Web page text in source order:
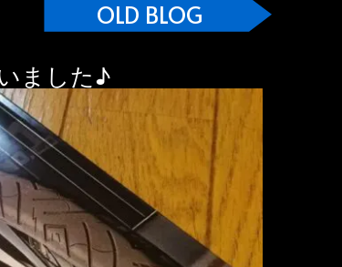
OLD BLOG
ました♪